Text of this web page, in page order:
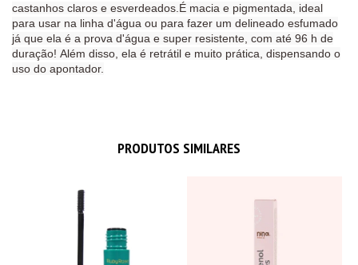
castanhos claros e esverdeados. É macia e pigmentada, ideal
para usar na linha d'água ou para fazer um delineado esfumado
já que ela é a prova d'água e super resistente, com até 96 h de
duração! Além disso, ela é retrátil e muito prática, dispensando o
uso do apontador.
PRODUTOS SIMILARES